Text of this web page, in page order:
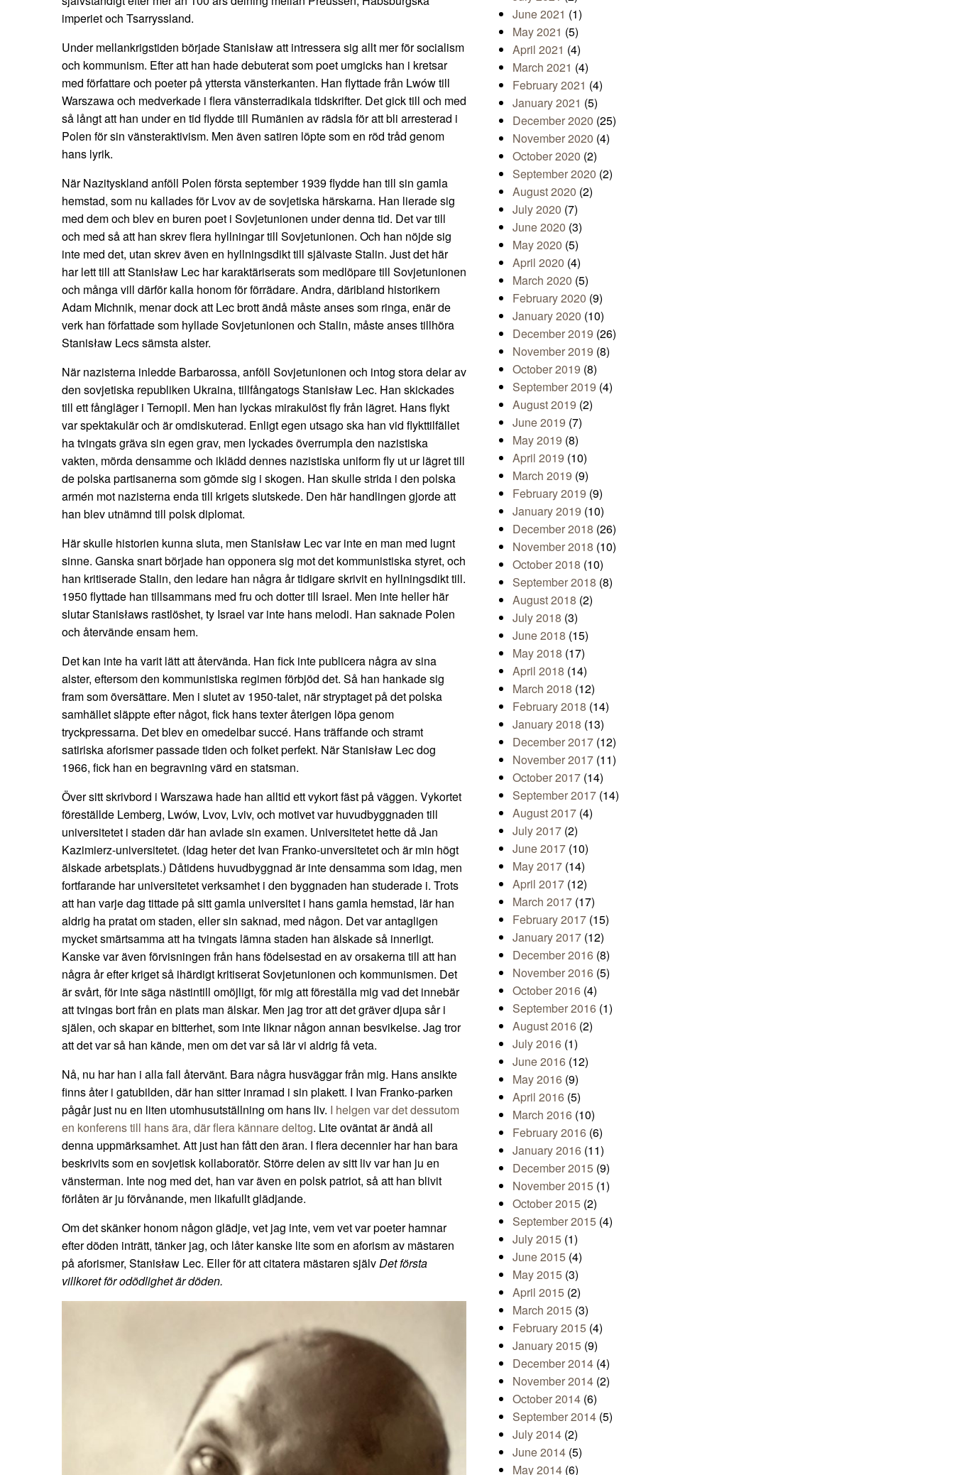
imperiet och Tsarryssland.
Under mellankrigstiden började Stanisław att intressera sig allt mer för socialism
och kommunism. Efter att han hade debuterat som poet umgicks han i kretsar
med författare och poeter på yttersta vänsterkanten. Han flyttade från Lwów till
Warszawa och medverkade i flera vänsterradikala tidskrifter. Det gick till och med
så långt att han under en tid flydde till Rumänien av rädsla för att bli arresterad i
Polen för sin vänsteraktivism. Men även satiren löpte som en röd tråd genom
hans lyrik.
När Nazityskland anföll Polen första september 1939 flydde han till sin gamla
hemstad, som nu kallades för Lvov av de sovjetiska härskarna. Han lierade sig
med dem och blev en buren poet i Sovjetunionen under denna tid. Det var till
och med så att han skrev flera hyllningar till Sovjetunionen. Och han nöjde sig
inte med det, utan skrev även en hyllningsdikt till självaste Stalin. Just det här
har lett till att Stanisław Lec har karaktäriserats som medlöpare till Sovjetunionen
och många vill därför kalla honom för förrädare. Andra, däribland historikern
Adam Michnik, menar dock att Lec brott ändå måste anses som ringa, enär de
verk han författade som hyllade Sovjetunionen och Stalin, måste anses tillhöra
Stanisław Lecs sämsta alster.
När nazisterna inledde Barbarossa, anföll Sovjetunionen och intog stora delar av
den sovjetiska republiken Ukraina, tillfångatogs Stanisław Lec. Han skickades
till ett fångläger i Ternopil. Men han lyckas mirakulöst fly från lägret. Hans flykt
var spektakulär och är omdiskuterad. Enligt egen utsago ska han vid flykttilfället
ha tvingats gräva sin egen grav, men lyckades överrumpla den nazistiska
vakten, mörda densamme och iklädd dennes nazistiska uniform fly ut ur lägret till
de polska partisanerna som gömde sig i skogen. Han skulle strida i den polska
armén mot nazisterna enda till krigets slutskede. Den här handlingen gjorde att
han blev utnämnd till polsk diplomat.
Här skulle historien kunna sluta, men Stanisław Lec var inte en man med lugnt
sinne. Ganska snart började han opponera sig mot det kommunistiska styret, och
han kritiserade Stalin, den ledare han några år tidigare skrivit en hyllningsdikt till.
1950 flyttade han tillsammans med fru och dotter till Israel. Men inte heller här
slutar Stanisławs rastlöshet, ty Israel var inte hans melodi. Han saknade Polen
och återvände ensam hem.
Det kan inte ha varit lätt att återvända. Han fick inte publicera några av sina
alster, eftersom den kommunistiska regimen förbjöd det. Så han hankade sig
fram som översättare. Men i slutet av 1950-talet, när stryptaget på det polska
samhället släppte efter något, fick hans texter återigen löpa genom
tryckpressarna. Det blev en omedelbar succé. Hans träffande och stramt
satiriska aforismer passade tiden och folket perfekt. När Stanisław Lec dog
1966, fick han en begravning värd en statsman.
Över sitt skrivbord i Warszawa hade han alltid ett vykort fäst på väggen. Vykortet
föreställde Lemberg, Lwów, Lvov, Lviv, och motivet var huvudbyggnaden till
universitetet i staden där han avlade sin examen. Universitetet hette då Jan
Kazimierz-universitetet. (Idag heter det Ivan Franko-unversitetet och är min högt
älskade arbetsplats.) Dåtidens huvudbyggnad är inte densamma som idag, men
fortfarande har universitetet verksamhet i den byggnaden han studerade i. Trots
att han varje dag tittade på sitt gamla universitet i hans gamla hemstad, lär han
aldrig ha pratat om staden, eller sin saknad, med någon. Det var antagligen
mycket smärtsamma att ha tvingats lämna staden han älskade så innerligt.
Kanske var även förvisningen från hans födelsestad en av orsakerna till att han
några år efter kriget så ihärdigt kritiserat Sovjetunionen och kommunismen. Det
är svårt, för inte säga nästintill omöjligt, för mig att föreställa mig vad det innebär
att tvingas bort från en plats man älskar. Men jag tror att det gräver djupa sår i
själen, och skapar en bitterhet, som inte liknar någon annan besvikelse. Jag tror
att det var så han kände, men om det var så lär vi aldrig få veta.
Nå, nu har han i alla fall återvänt. Bara några husväggar från mig. Hans ansikte
finns åter i gatubilden, där han sitter inramad i sin plakett. I Ivan Franko-parken
pågår just nu en liten utomhusutställning om hans liv. I helgen var det dessutom
en konferens till hans ära, där flera kännare deltog. Lite oväntat är ändå all
denna uppmärksamhet. Att just han fått den äran. I flera decennier har han bara
beskrivits som en sovjetisk kollaboratör. Större delen av sitt liv var han ju en
vänsterman. Inte nog med det, han var även en polsk patriot, så att han blivit
förlåten är ju förvånande, men likafullt glädjande.
Om det skänker honom någon glädje, vet jag inte, vem vet var poeter hamnar
efter döden inträtt, tänker jag, och låter kanske lite som en aforism av mästaren
på aforismer, Stanisław Lec. Eller för att citatera mästaren självDet första
villkoret för odödlighet är döden.
June 2021 (1)
May 2021 (5)
April 2021 (4)
March 2021 (4)
February 2021 (4)
January 2021 (5)
December 2020 (25)
November 2020 (4)
October 2020 (2)
September 2020 (2)
August 2020 (2)
July 2020 (7)
June 2020 (3)
May 2020 (5)
April 2020 (4)
March 2020 (5)
February 2020 (9)
January 2020 (10)
December 2019 (26)
November 2019 (8)
October 2019 (8)
September 2019 (4)
August 2019 (2)
June 2019 (7)
May 2019 (8)
April 2019 (10)
March 2019 (9)
February 2019 (9)
January 2019 (10)
December 2018 (26)
November 2018 (10)
October 2018 (10)
September 2018 (8)
August 2018 (2)
July 2018 (3)
June 2018 (15)
May 2018 (17)
April 2018 (14)
March 2018 (12)
February 2018 (14)
January 2018 (13)
December 2017 (12)
November 2017 (11)
October 2017 (14)
September 2017 (14)
August 2017 (4)
July 2017 (2)
June 2017 (10)
May 2017 (14)
April 2017 (12)
March 2017 (17)
February 2017 (15)
January 2017 (12)
December 2016 (8)
November 2016 (5)
October 2016 (4)
September 2016 (1)
August 2016 (2)
July 2016 (1)
June 2016 (12)
May 2016 (9)
April 2016 (5)
March 2016 (10)
February 2016 (6)
January 2016 (11)
December 2015 (9)
November 2015 (1)
October 2015 (2)
September 2015 (4)
July 2015 (1)
June 2015 (4)
May 2015 (3)
April 2015 (2)
March 2015 (3)
February 2015 (4)
January 2015 (9)
December 2014 (4)
November 2014 (2)
October 2014 (6)
September 2014 (5)
July 2014 (2)
June 2014 (5)
May 2014 (6)